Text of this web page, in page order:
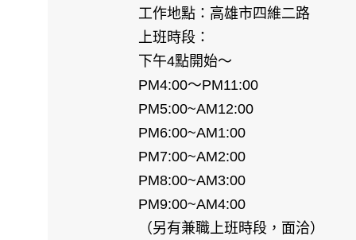
工作地點：高雄市四維二路
上班時段：
下午4點開始～
PM4:00～PM11:00
PM5:00~AM12:00
PM6:00~AM1:00
PM7:00~AM2:00
PM8:00~AM3:00
PM9:00~AM4:00
（另有兼職上班時段，面洽）